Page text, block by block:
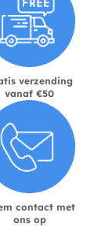
verzending
vanaf €50
contact met
ons op